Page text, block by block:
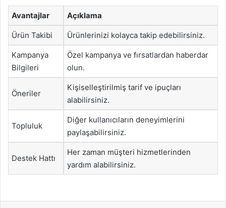
Avantajlar Açıklama
Ürün Takibi Ürünlerinizi kolayca takip edebilirsiniz.
Kampanya
Bilgileri
Özel kampanya ve fırsatlardan haberdar
olun.
Öneriler
Kişiselleştirilmiş tarif ve ipuçları
alabilirsiniz.
Topluluk
Diğer kullanıcıların deneyimlerini
paylaşabilirsiniz.
Destek Hattı
Her zaman müşteri hizmetlerinden
yardım alabilirsiniz.